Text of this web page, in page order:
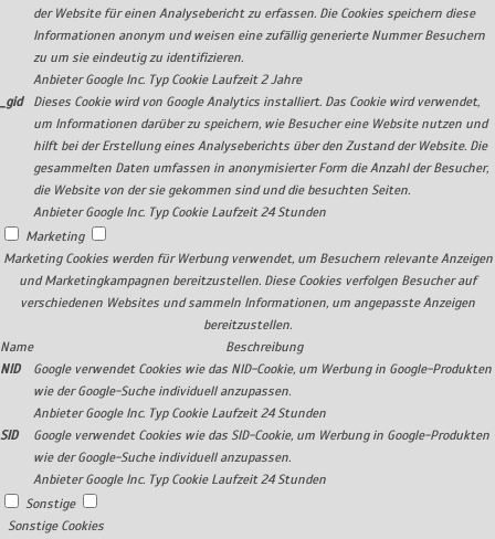
der Website für einen Analysebericht zu erfassen. Die Cookies speichern diese
Informationen anonym und weisen eine zufällig generierte Nummer Besuchern
zu um sie eindeutig zu identifizieren.
Anbieter Google Inc. Typ Cookie Laufzeit 2 Jahre
_gid
Dieses Cookie wird von Google Analytics installiert. Das Cookie wird verwendet,
um Informationen darüber zu speichern, wie Besucher eine Website nutzen und
hilft bei der Erstellung eines Analyseberichts über den Zustand der Website. Die
gesammelten Daten umfassen in anonymisierter Form die Anzahl der Besucher,
die Website von der sie gekommen sind und die besuchten Seiten.
Anbieter Google Inc. Typ Cookie Laufzeit 24 Stunden
Marketing
Marketing Cookies werden für Werbung verwendet, um Besuchern relevante Anzeigen
und Marketingkampagnen bereitzustellen. Diese Cookies verfolgen Besucher auf
verschiedenen Websites und sammeln Informationen, um angepasste Anzeigen
bereitzustellen.
Name
Beschreibung
NID
Google verwendet Cookies wie das NID-Cookie, um Werbung in Google-Produkten
wie der Google-Suche individuell anzupassen.
Anbieter Google Inc. Typ Cookie Laufzeit 24 Stunden
SID
Google verwendet Cookies wie das SID-Cookie, um Werbung in Google-Produkten
wie der Google-Suche individuell anzupassen.
Anbieter Google Inc. Typ Cookie Laufzeit 24 Stunden
Sonstige
Sonstige Cookies